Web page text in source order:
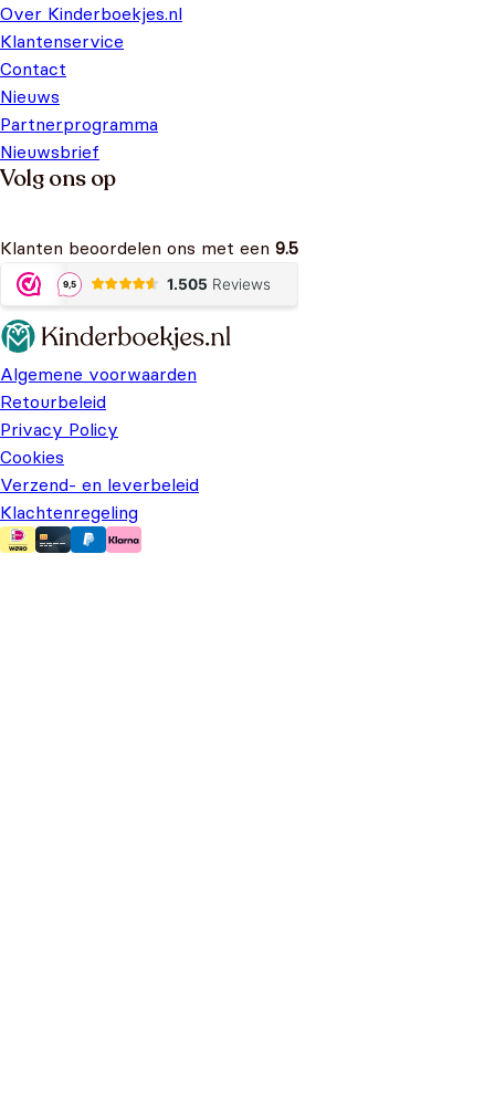
Over Kinderboekjes.nl
Klantenservice
Contact
Nieuws
Partnerprogramma
Nieuwsbrief
Volg ons op
Klanten beoordelen ons met een 9.5
Algemene voorwaarden
Retourbeleid
Privacy Policy
Cookies
Verzend- en leverbeleid
Klachtenregeling